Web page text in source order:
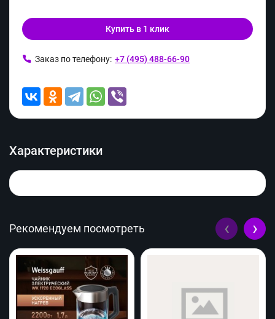
Купить в 1 клик
Заказ по телефону: +7 (495) 488-66-90
Характеристики
Рекомендуем посмотреть ‹ ›